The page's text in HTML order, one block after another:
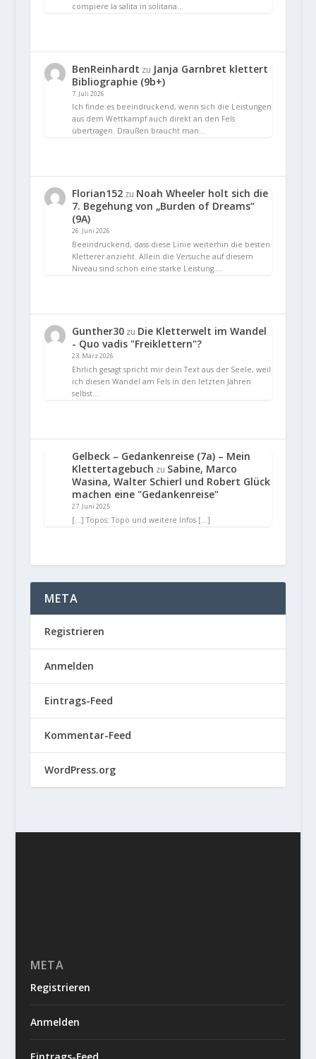
compiere la salita in solitaria…
BenReinhardt zu Janja Garnbret klettert
Bibliographie (9b+)
7. Juli 2026
Ich finde es beeindruckend, wenn sich die Leistungen
aus dem Wettkampf auch direkt an den Fels
übertragen. Draußen braucht man…
Florian152zu Noah Wheeler holt sich die
7. Begehung von „Burden of Dreams“
(9A)
26. Juni 2026
Beeindruckend, dass diese Linie weiterhin die besten
Kletterer anzieht. Allein die Versuche auf diesem
Niveau sind schon eine starke Leistung.…
Gunther30zu Die Kletterwelt im Wandel
- Quo vadis "Freiklettern"?
23. März 2026
Ehrlich gesagt spricht mir dein Text aus der Seele, weil
ich diesen Wandel am Fels in den letzten Jahren
selbst…
Gelbeck – Gedankenreise (7a) – Mein
Klettertagebuch zu Sabine, Marco
Wasina, Walter Schierl und Robert Glück
machen eine "Gedankenreise"
27. Juni 2025
[…] Topos: Topo und weitere Infos […]
META
Registrieren
Anmelden
Eintrags-Feed
Kommentar-Feed
WordPress.org
META
Registrieren
Anmelden